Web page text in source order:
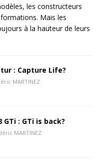
les constructeurs
Mais les
à la hauteur de leurs
: Capture Life?
MARTINEZ
GTi : GTi is back?
MARTINEZ